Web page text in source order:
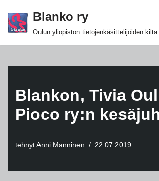
Siirry
Blanko ry
Oulun yliopiston tietojenkäsittelijöiden kilta
Blankon, Tivia
Pioco ry:n
tehnyt Anni Manninen 22.07.2019